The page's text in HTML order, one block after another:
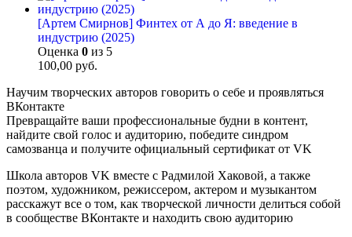
[Артем Смирнов] Финтех от А до Я: введение в
индустрию (2025)
Оценка 0 из 5
100,00 руб.
Научим творческих авторов говорить о себе и проявляться
ВКонтакте
Превращайте ваши профессиональные будни в контент,
найдите свой голос и аудиторию, победите синдром
самозванца и получите официальный сертификат от VK
Школа авторов VK вместе с Радмилой Хаковой, а также
поэтом, художником, режиссером, актером и музыкантом
расскажут все о том, как творческой личности делиться собой
в сообществе ВКонтакте и находить свою аудиторию